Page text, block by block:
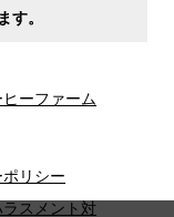
す。
ーファーム
リシー
スメント対